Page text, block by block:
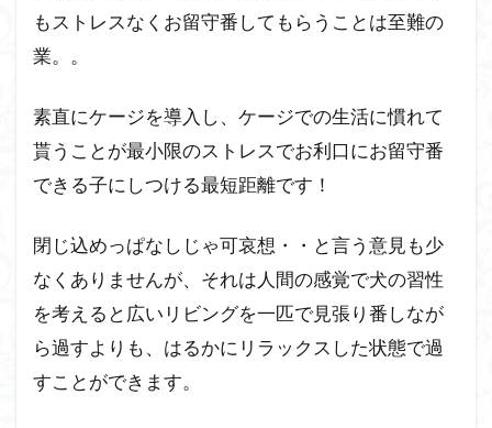
もストレスなくお留守番してもらうことは至難の
業。。
素直にケージを導入し、ケージでの生活に慣れて
貰うことが最小限のストレスでお利口にお留守番
できる子にしつける最短距離です！
閉じ込めっぱなしじゃ可哀想・・と言う意見も少
なくありませんが、それは人間の感覚で犬の習性
を考えると広いリビングを一匹で見張り番しなが
ら過すよりも、はるかにリラックスした状態で過
すことができます。